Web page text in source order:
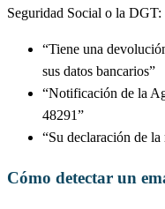
Seguridad Social o la DGT:
“Tiene una
sus datos bancarios”
“Notificación de la
48291”
“Su declaración de
Cómo detectar un